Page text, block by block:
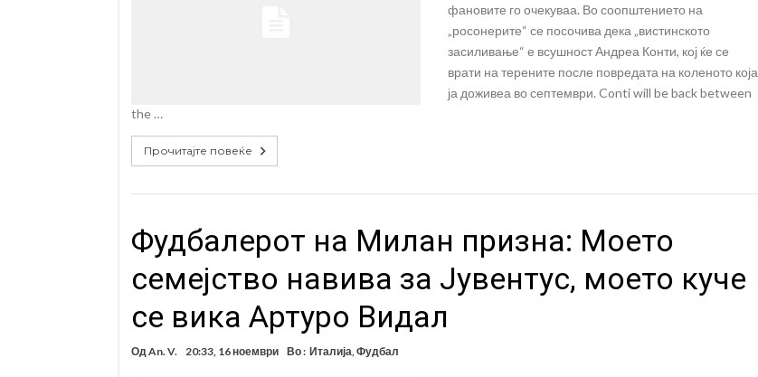
фановите го очекуваа. Во соопштението на
„росонерите“ се посочива дека „вистинското
засиливање“ е всушност Андреа Конти, кој ќе се
врати на терените после повредата на коленото која
ја доживеа во септември. Conti will be back between
the …
Прочитајте повеќе
Фудбалерот на Милан призна: Моето
семејство навива за Јувентус, моето куче
се вика Артуро Видал
Од An. V. 20:33, 16 ноември Во : Италија Фудбал